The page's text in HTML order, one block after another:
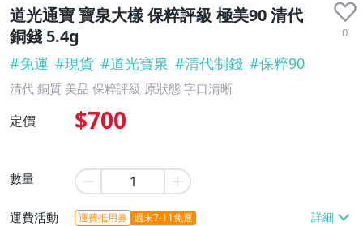
道光通寶 寶泉大樣 保粹評級 極美90 清代
銅錢 5.4g
0
#免運 #現貨 #道光寶泉 #清代制錢 #保粹90
清代 銅質 美品 保粹評級 原狀態 字口清晰
定價 $700
數量
運費活動 運費抵用券 週末7-11免運